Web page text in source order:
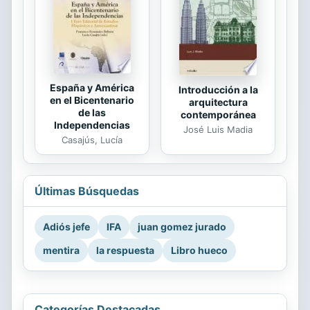
España y América
en el Bicentenario
de las
Independencias
Casajús, Lucía
Introducción a la
arquitectura
contemporánea
José Luis Madia
Últimas Búsquedas
Adiós jefe IFA
juan gomez jurado
mentira
la respuesta Libro hueco